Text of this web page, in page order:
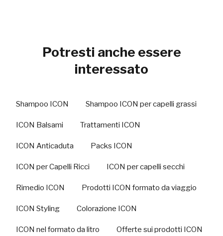
Potresti anche essere
interessato
Shampoo ICON Shampoo ICON per capelli grassi
ICON Balsami Trattamenti ICON
ICON Anticaduta Packs ICON
ICON per Capelli Ricci ICON per capelli secchi
Rimedio ICON Prodotti ICON formato da viaggio
ICON Styling Colorazione ICON
ICON nel formato da litro Offerte sui prodotti ICON